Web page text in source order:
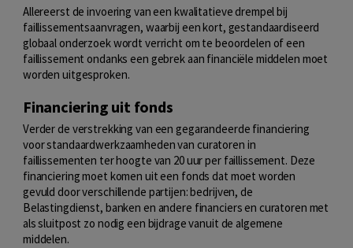
Allereerst de invoering van een kwalitatieve drempel bij
faillissementsaanvragen, waarbij een kort, gestandaardiseerd
globaal onderzoek wordt verricht om te beoordelen of een
faillissement ondanks een gebrek aan financiële middelen moet
worden uitgesproken.
Financiering uit fonds
Verder de verstrekking van een gegarandeerde financiering
voor standaardwerkzaamheden van curatoren in
faillissementen ter hoogte van 20 uur per faillissement. Deze
financiering moet komen uit een fonds dat moet worden
gevuld door verschillende partijen: bedrijven, de
Belastingdienst, banken en andere financiers en curatoren met
als sluitpost zo nodig een bijdrage vanuit de algemene
middelen.